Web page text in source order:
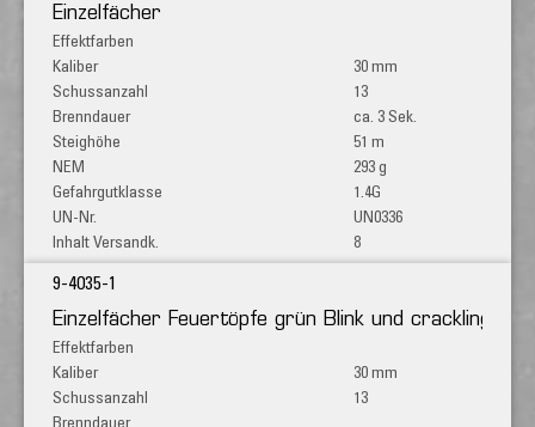
Einzelfächer
30 mm
13
ca. 3 Sek.
51 m
293 g
1.4G
UN0336
8
Einzelfächer Feuertöpfe grün Blink und crackling
9-4035-1
30 mm
13